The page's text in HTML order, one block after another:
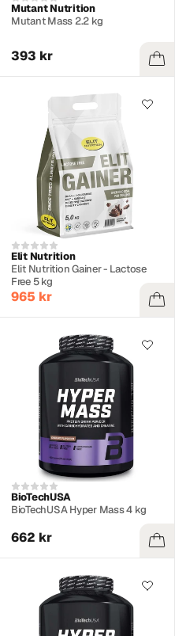
Mutant Nutrition
Mutant Mass 2.2 kg
393 kr
Elit Nutrition
Elit Nutrition Gainer - Lactose
Free 5 kg
965 kr
BioTechUSA
BioTechUSA Hyper Mass 4 kg
662 kr